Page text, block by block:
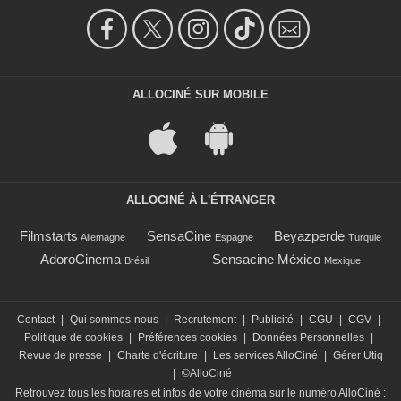
ALLOCINÉ SUR MOBILE
ALLOCINÉ À L'ÉTRANGER
Filmstarts Allemagne SensaCine Espagne Beyazperde Turquie
AdoroCinema Brésil Sensacine México Mexique
Contact Qui sommes-nous Recrutement Publicité CGU CGV
Politique de cookies
Préférences cookies Données Personnelles
Revue de presse
Charte d'écriture Les services AlloCiné
Gérer Utiq
©AlloCiné
Retrouvez tous les horaires et infos de votre cinéma sur le numéro AlloCiné :